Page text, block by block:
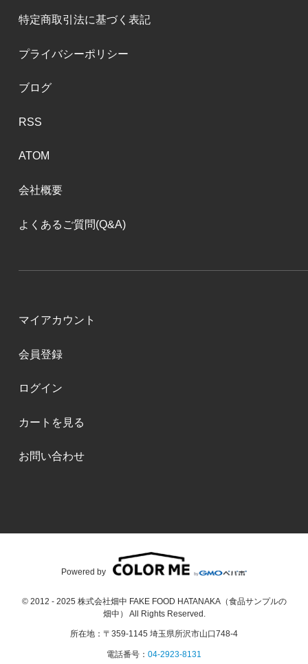
特定商取引法に基づく表記
プライバシーポリシー
ブログ
RSS
ATOM
会社概要
よくあるご質問(Q&A)
マイアカウント
会員登録
ログイン
カートを見る
お問い合わせ
© 2012 - 2025 株式会社畑中 FAKE FOOD HATANAKA（食品サンプルの
畑中） All Rights Reserved.
所在地：〒359-1145 埼玉県所沢市山口748-4
電話番号： 04-2923-8131
Powered by